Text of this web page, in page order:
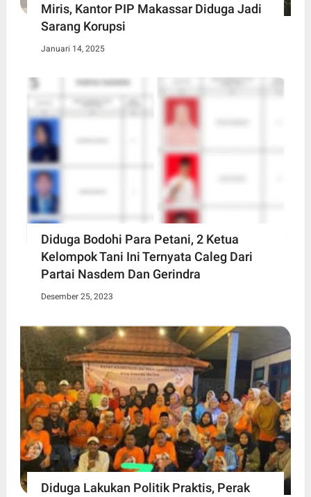
Miris, Kantor PIP Makassar Diduga Jadi
Sarang Korupsi
Januari 14, 2025
Diduga Bodohi Para Petani, 2 Ketua
Kelompok Tani Ini Ternyata Caleg Dari
Partai Nasdem Dan Gerindra
Desember 25, 2023
Diduga Lakukan Politik Praktis, Perak